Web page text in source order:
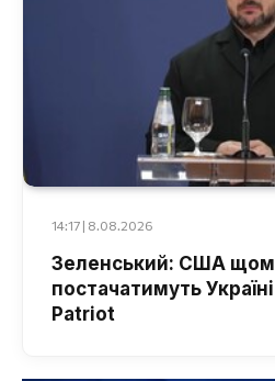
14:17 | 8.08.2026
Зеленський: США
постачатимуть
Patriot